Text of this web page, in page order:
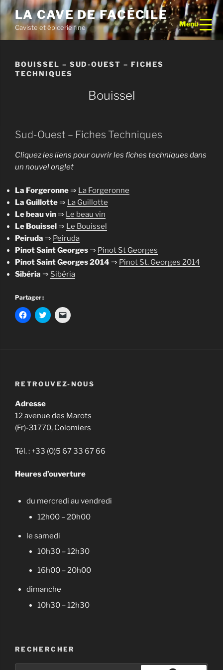
Menu
Aller
au
contenu
principal
LA CAVE DE FACÉCILE
Caviste et épicerie fine
BOUISSEL – SUD-OUEST – FICHES
TECHNIQUES
Bouissel
Sud-Ouest – Fiches Techniques
Cliquez les liens pour ouvrir les fiches techniques dans
un nouvel onglet
La Forgeronne⇒ La Forgeronne
La Guillotte⇒ La Guillotte
Le beau vin⇒ Le beau vin
Le Bouissel⇒ Le Bouissel
Peiruda ⇒ Peiruda
Pinot Saint Georges⇒ Pinot St Georges
Pinot Saint Georges 2014 ⇒ Pinot St. Georges 2014
Sibéria ⇒ Sibéria
Partager :
RETROUVEZ-NOUS
Adresse
12 avenue des Marots
(Fr)-31770, Colomiers
Tél. : +33 (0)5 67 33 67 66
Heures d’ouverture
du mercredi au vendredi
12h00 – 20h00
le samedi
10h30 – 12h30
16h00 – 20h00
dimanche
10h30 – 12h30
RECHERCHER